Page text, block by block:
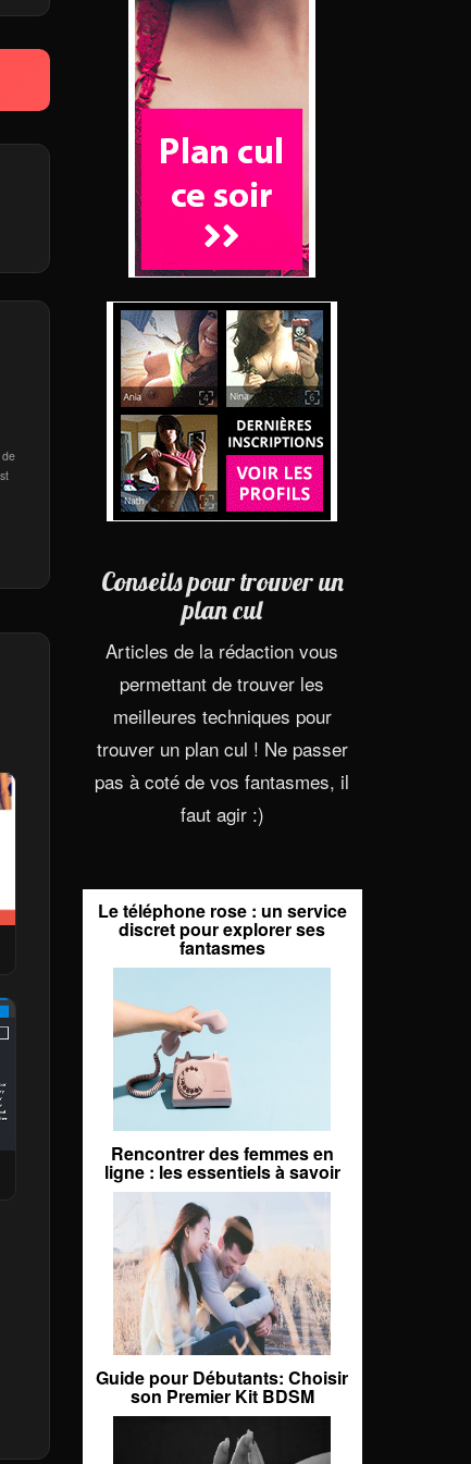
Conseils pour trouver un
plan cul
Articles de la rédaction vous
permettant de trouver les
meilleures techniques pour
trouver un plan cul ! Ne passer
pas à coté de vos fantasmes, il
faut agir :)
Le téléphone rose : un service
discret pour explorer ses
fantasmes
Rencontrer des femmes en
ligne : les essentiels à savoir
Guide pour Débutants: Choisir
son Premier Kit BDSM